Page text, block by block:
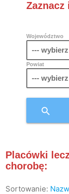
Zaznacz
Województwo
Powiat
search
Placówki
chorobę:
Sortowanie: